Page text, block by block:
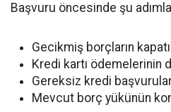
Başvuru öncesinde şu
Gecikmiş borçların
Kredi kartı ödemelerinin
Gereksiz kredi
Mevcut borç yükünün